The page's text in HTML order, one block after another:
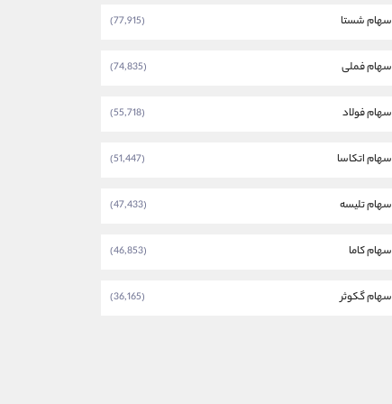
سهام شستا (77,915)
سهام فملی (74,835)
سهام فولاد (55,718)
سهام اتکاسا (51,447)
سهام تلیسه (47,433)
سهام کاما (46,853)
سهام گکوثر (36,165)